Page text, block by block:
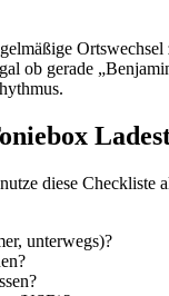
ob gerade
diese
unterwegs)?